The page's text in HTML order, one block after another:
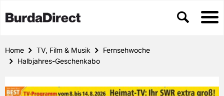
Home TV, Film & Musik
Fernsehwoche
Halbjahres-Geschenkabo